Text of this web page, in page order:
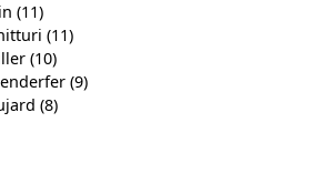
(11)
(11)
(10)
(9)
(8)